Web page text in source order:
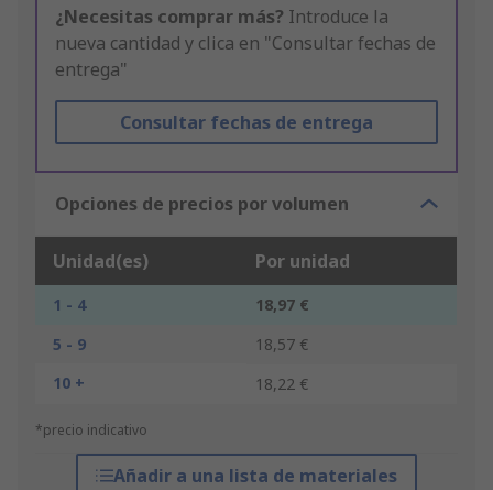
¿Necesitas comprar más? Introduce la
nueva cantidad y clica en "Consultar fechas de
entrega"
Consultar fechas de entrega
Opciones de precios por volumen
Unidad(es) Por unidad
1 - 4
18,97 €
5 - 9
18,57 €
10 +
18,22 €
*precio indicativo
Añadir a una lista de materiales